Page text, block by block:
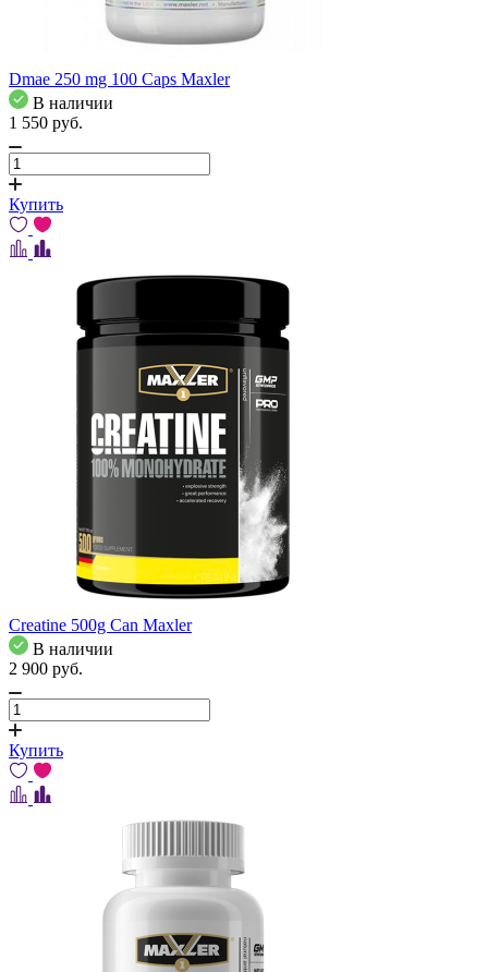
Dmae 250 mg 100 Caps Maxler
В наличии
1 550 pуб.
Купить
Creatine 500g Can Maxler
В наличии
2 900 pуб.
Купить